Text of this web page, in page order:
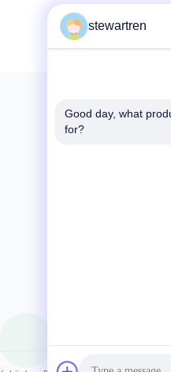
Unit 2601
stewartren
Good day, what
for?